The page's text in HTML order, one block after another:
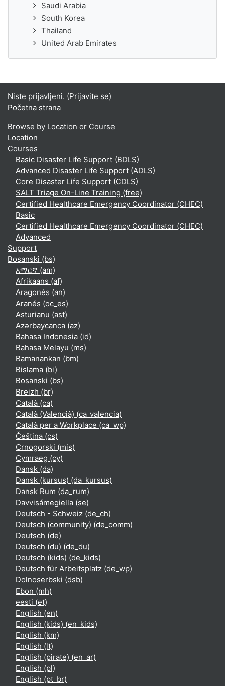
Saudi Arabia
South Korea
Thailand
United Arab Emirates
Niste prijavljeni. (Prijavite se)
Početna strana
Browse by Location or Course
Location
Courses
Basic Disaster Life Support (BDLS)
Advanced Disaster Life Support (ADLS)
Core Disaster Life Support (CDLS)
SALT Triage On-Line Training (free)
Certified Healthcare Emergency Coordinator (CHEC)
Basic
Certified Healthcare Emergency Coordinator (CHEC)
Advanced
Support
Bosanski ‎(bs)‎
አማርኛ ‎(am)‎
Afrikaans ‎(af)‎
Aragonés ‎(an)‎
Aranés ‎(oc_es)‎
Asturianu ‎(ast)‎
Azərbaycanca ‎(az)‎
Bahasa Indonesia ‎(id)‎
Bahasa Melayu ‎(ms)‎
Bamanankan ‎(bm)‎
Bislama ‎(bi)‎
Bosanski ‎(bs)‎
Breizh ‎(br)‎
Català ‎(ca)‎
Català (Valencià) ‎(ca_valencia)‎
Català per a Workplace ‎(ca_wp)‎
Čeština ‎(cs)‎
Crnogorski ‎(mis)‎
Cymraeg ‎(cy)‎
Dansk ‎(da)‎
Dansk (kursus) ‎(da_kursus)‎
Dansk Rum ‎(da_rum)‎
Davvisámegiella ‎(se)‎
Deutsch - Schweiz ‎(de_ch)‎
Deutsch (community) ‎(de_comm)‎
Deutsch ‎(de)‎
Deutsch (du) ‎(de_du)‎
Deutsch (kids) ‎(de_kids)‎
Deutsch für Arbeitsplatz ‎(de_wp)‎
Dolnoserbski ‎(dsb)‎
Ebon ‎(mh)‎
eesti ‎(et)‎
English ‎(en)‎
English (kids) ‎(en_kids)‎
English ‎(km)‎
English ‎(lt)‎
English (pirate) ‎(en_ar)‎
English ‎(pl)‎
English ‎(pt_br)‎